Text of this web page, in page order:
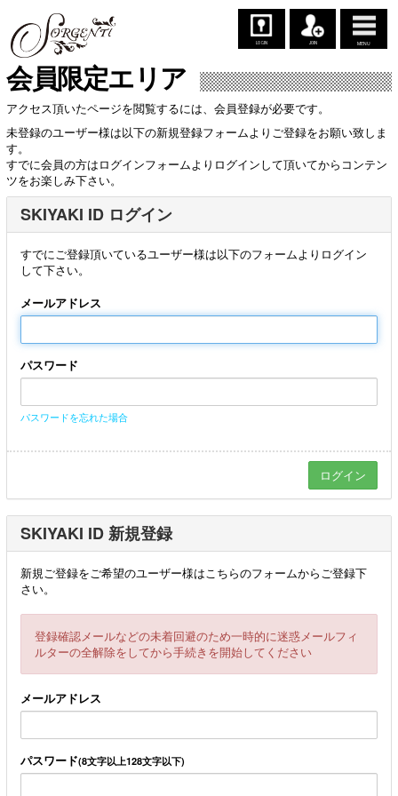
LOGIN JOIN MENU
会員限定エリア
アクセス頂いたページを閲覧するには、会員登録が必要です。
未登録のユーザー様は以下の新規登録フォームよりご登録をお願い致しま
す。
すでに会員の方はログインフォームよりログインして頂いてからコンテン
ツをお楽しみ下さい。
SKIYAKI ID ログイン
すでにご登録頂いているユーザー様は以下のフォームよりログイン
して下さい。
メールアドレス
パスワード
パスワードを忘れた場合
SKIYAKI ID 新規登録
新規ご登録をご希望のユーザー様はこちらのフォームからご登録下
さい。
登録確認メールなどの未着回避のため一時的に迷惑メールフィ
ルターの全解除をしてから手続きを開始してください
メールアドレス
パスワード(8文字以上128文字以下)